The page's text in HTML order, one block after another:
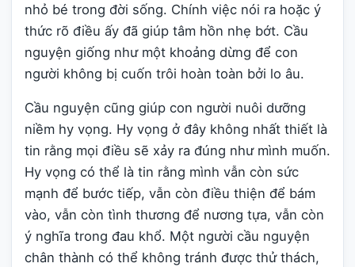
nhỏ bé trong đời sống. Chính việc nói ra hoặc ý
thức rõ điều ấy đã giúp tâm hồn nhẹ bớt. Cầu
nguyện giống như một khoảng dừng để con
người không bị cuốn trôi hoàn toàn bởi lo âu.
Cầu nguyện cũng giúp con người nuôi dưỡng
niềm hy vọng. Hy vọng ở đây không nhất thiết là
tin rằng mọi điều sẽ xảy ra đúng như mình muốn.
Hy vọng có thể là tin rằng mình vẫn còn sức
mạnh để bước tiếp, vẫn còn điều thiện để bám
vào, vẫn còn tình thương để nương tựa, vẫn còn
ý nghĩa trong đau khổ. Một người cầu nguyện
chân thành có thể không tránh được thử thách,